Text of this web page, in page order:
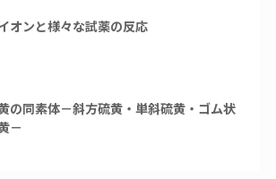
オンと様々な試薬の反応
の同素体－斜方硫黄・単斜硫黄・ゴム状
－